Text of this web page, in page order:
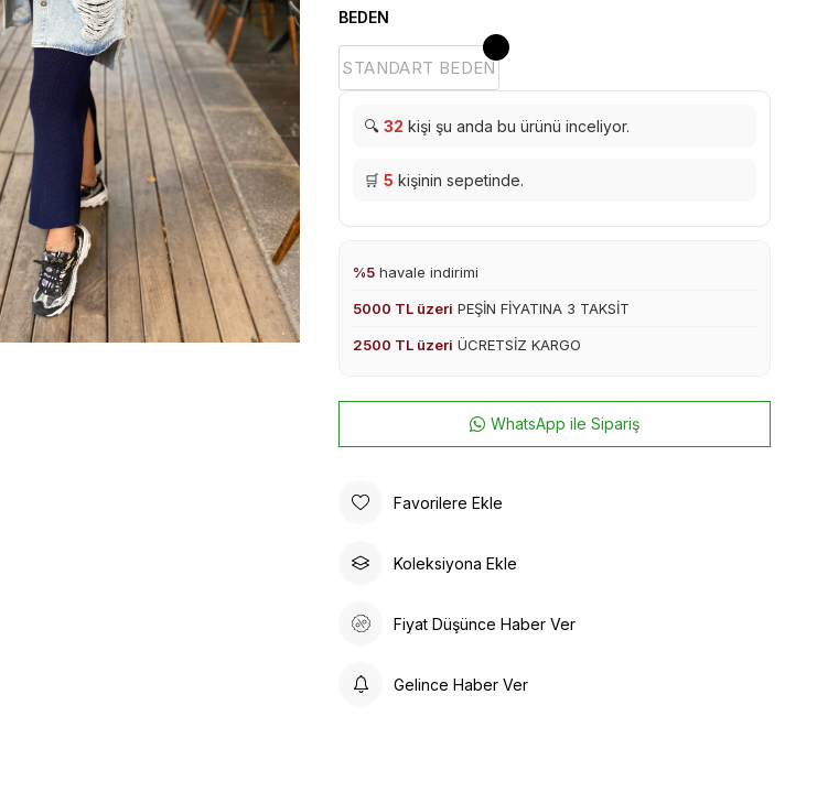
BEDEN
STANDART BEDEN
🔍32 kişi şu anda bu ürünü inceliyor.
🛒5 kişinin sepetinde.
%5 havale indirimi
5000 TL üzeri PEŞİN FİYATINA 3 TAKSİT
2500 TL üzeri ÜCRETSİZ KARGO
WhatsApp ile Sipariş
Favorilere Ekle
Koleksiyona Ekle
Fiyat Düşünce Haber Ver
Gelince Haber Ver